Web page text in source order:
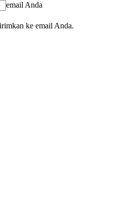
email Anda
ke email Anda.